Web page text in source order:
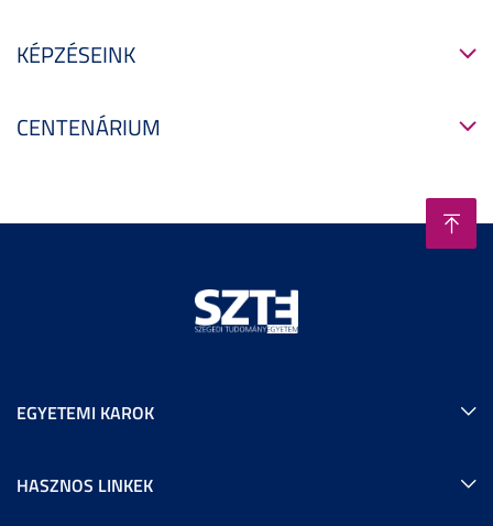
KÉPZÉSEINK
CENTENÁRIUM
EGYETEMI KAROK
HASZNOS LINKEK